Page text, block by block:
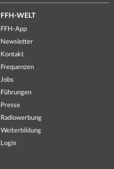
FFH-WELT
FFH-App
Newsletter
Kontakt
Frequenzen
Jobs
Führungen
Presse
Radiowerbung
Weiterbildung
Login